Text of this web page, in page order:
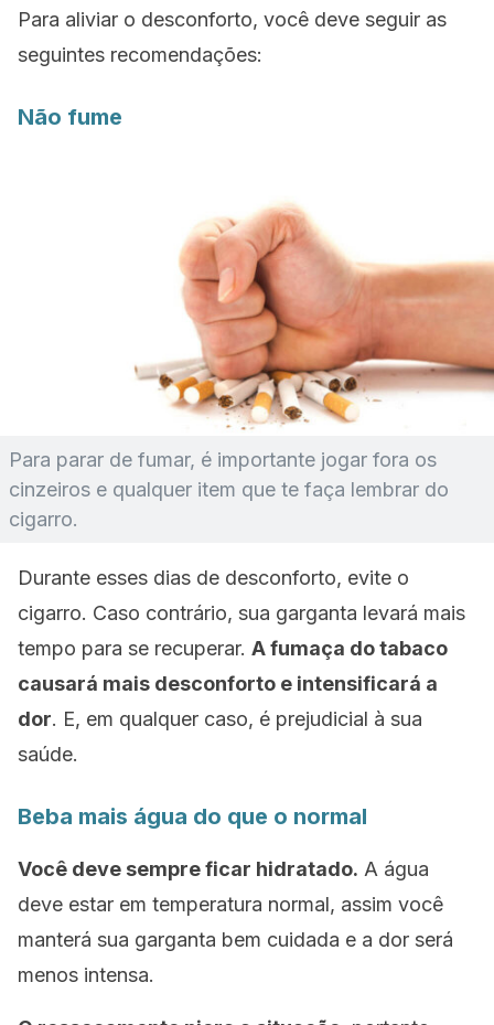
Para aliviar o desconforto, você deve seguir as
seguintes recomendações:
Não fume
Para parar de fumar, é importante jogar fora os
cinzeiros e qualquer item que te faça lembrar do
cigarro.
Durante esses dias de desconforto, evite o
cigarro. Caso contrário, sua garganta levará mais
tempo para se recuperar. A fumaça do tabaco
causará mais desconforto e intensificará a
dor. E, em qualquer caso, é prejudicial à sua
saúde.
Beba mais água do que o normal
Você deve sempre ficar hidratado. A água
deve estar em temperatura normal, assim você
manterá sua garganta bem cuidada e a dor será
menos intensa.